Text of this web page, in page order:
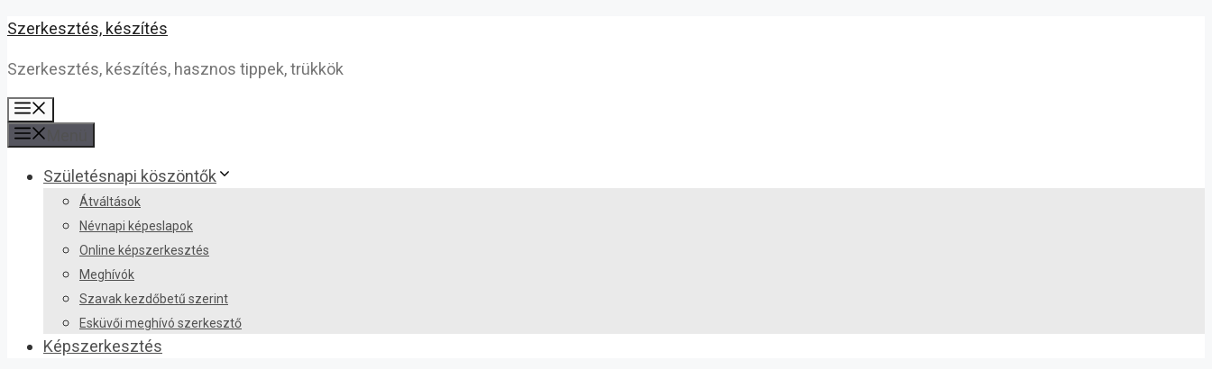
Kilépés
tartalomba
Szerkesztés, készítés
Szerkesztés, készítés, hasznos tippek, trükkök
Születésnapi köszöntők
Átváltások
Névnapi képeslapok
Online képszerkesztés
Meghívók
Szavak kezdőbetű szerint
Esküvői meghívó szerkesztő
Képszerkesztés